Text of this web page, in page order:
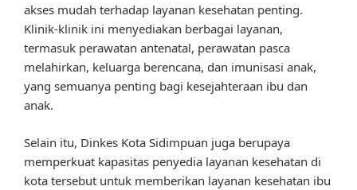
akses mudah terhadap layanan kesehatan penting.
Klinik-klinik ini menyediakan berbagai layanan,
termasuk perawatan antenatal, perawatan pasca
melahirkan, keluarga berencana, dan imunisasi anak,
yang semuanya penting bagi kesejahteraan ibu dan
anak.
Selain itu, Dinkes Kota Sidimpuan juga berupaya
memperkuat kapasitas penyedia layanan kesehatan di
kota tersebut untuk memberikan layanan kesehatan ibu